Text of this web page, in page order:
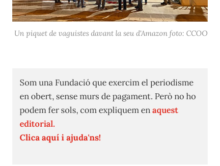
Un piquet de vaguistes davant la seu d'Amazon foto: CCOO
Som una Fundació que exercim el periodisme
en obert, sense murs de pagament. Però no ho
podem fer sols, com expliquem enaquest
editorial.
Clica aquí i ajuda'ns!